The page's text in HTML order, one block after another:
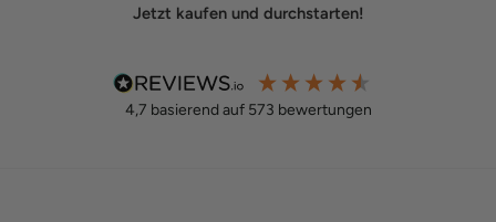
Jetzt kaufen und durchstarten!
4,7 basierend auf 573 bewertungen